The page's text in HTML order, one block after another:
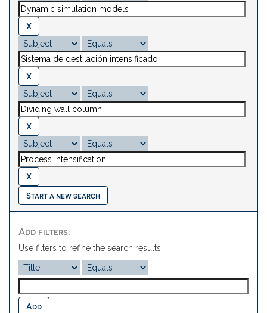
Start a new search
Add filters:
Use filters to refine the search results.